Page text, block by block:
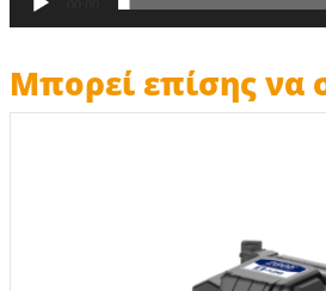
Μπορεί επίσης να